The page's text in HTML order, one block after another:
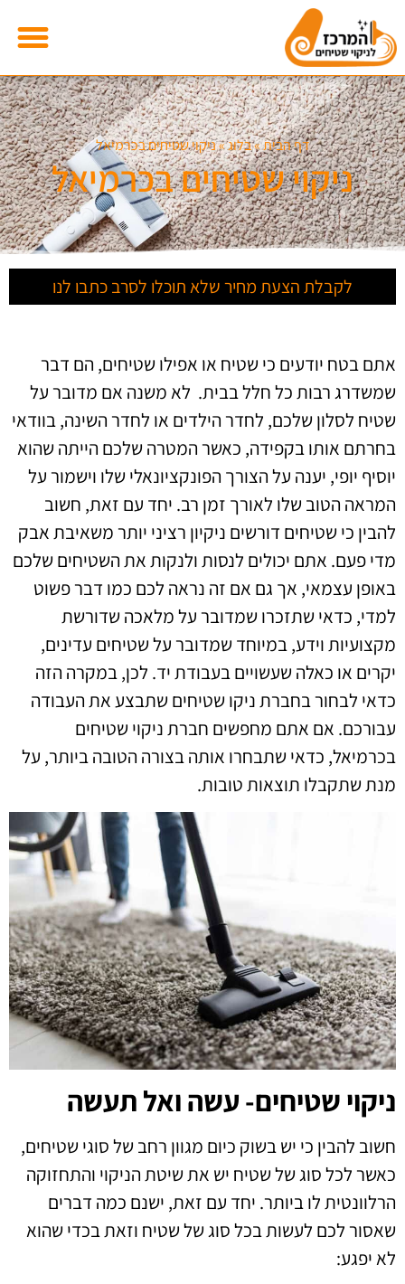
דף הבית»בלוג»ניקוי שטיחים בכרמיאל
ניקוי שטיחים בכרמיאל
לקבלת הצעת מחיר שלא תוכלו לסרב כתבו לנו
אתם בטח יודעים כי שטיח או אפילו שטיחים, הם דבר
שמשדרג רבות כל חלל בבית. לא משנה אם מדובר על
שטיח לסלון שלכם, לחדר הילדים או לחדר השינה, בוודאי
בחרתם אותו בקפידה, כאשר המטרה שלכם הייתה שהוא
יוסיף יופי, יענה על הצורך הפונקציונאלי שלו וישמור על
המראה הטוב שלו לאורך זמן רב. יחד עם זאת, חשוב
להבין כי שטיחים דורשים ניקיון רציני יותר משאיבת אבק
מדי פעם. אתם יכולים לנסות ולנקות את השטיחים שלכם
באופן עצמאי, אך גם אם זה נראה לכם כמו דבר פשוט
למדי, כדאי שתזכרו שמדובר על מלאכה שדורשת
מקצועיות וידע, במיוחד שמדובר על שטיחים עדינים,
יקרים או כאלה שעשויים בעבודת יד. לכן, במקרה הזה
כדאי לבחור בחברת ניקו שטיחים שתבצע את העבודה
עבורכם. אם אתם מחפשים חברת ניקוי שטיחים
בכרמיאל, כדאי שתבחרו אותה בצורה הטובה ביותר, על
מנת שתקבלו תוצאות טובות.
ניקוי שטיחים- עשה ואל תעשה
חשוב להבין כי יש בשוק כיום מגוון רחב של סוגי שטיחים,
כאשר לכל סוג של שטיח יש את שיטת הניקוי והתחזוקה
הרלוונטית לו ביותר. יחד עם זאת, ישנם כמה דברים
שאסור לכם לעשות בכל סוג של שטיח וזאת בכדי שהוא
לא יפגע: